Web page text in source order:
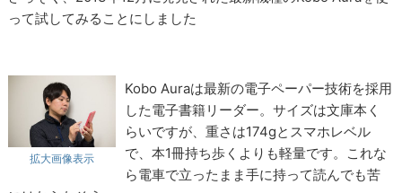
って試してみることにしました
拡大画像表示
Kobo Auraは最新の電子ペーパー技術を採用
した電子書籍リーダー。サイズは文庫本く
らいですが、重さは174gとスマホレベル
で、本1冊持ち歩くよりも軽量です。これな
ら電車で立ったまま手に持って読んでも苦